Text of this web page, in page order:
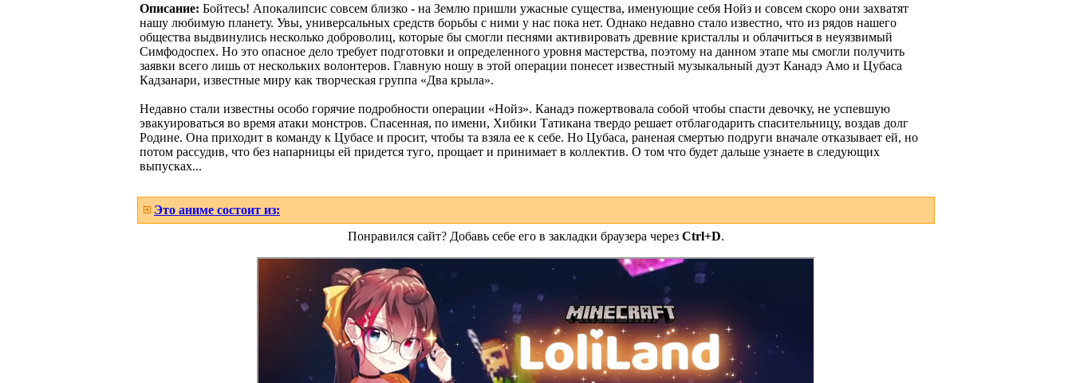
Описание: Бойтесь! Апокалипсис совсем близко - на Землю пришли ужасные существа, именующие себя Нойз и совсем скоро они захватят
нашу любимую планету. Увы, универсальных средств борьбы с ними у нас пока нет. Однако недавно стало известно, что из рядов нашего
общества выдвинулись несколько доброволиц, которые бы смогли песнями активировать древние кристаллы и облачиться в неуязвимый
Симфодоспех. Но это опасное дело требует подготовки и определенного уровня мастерства, поэтому на данном этапе мы смогли получить
заявки всего лишь от нескольких волонтеров. Главную ношу в этой операции понесет известный музыкальный дуэт Канадэ Амо и Цубаса
Кадзанари, известные миру как творческая группа «Два крыла».
Недавно стали известны особо горячие подробности операции «Нойз». Канадэ пожертвовала собой чтобы спасти девочку, не успевшую
эвакуироваться во время атаки монстров. Спасенная, по имени, Хибики Татикана твердо решает отблагодарить спасительницу, воздав долг
Родине. Она приходит в команду к Цубасе и просит, чтобы та взяла ее к себе. Но Цубаса, раненая смертью подруги вначале отказывает ей, но
потом рассудив, что без напарницы ей придется туго, прощает и принимает в коллектив. О том что будет дальше узнаете в следующих
выпусках...
Это аниме состоит из:
Понравился сайт? Добавь себе его в закладки браузера через Ctrl+D.